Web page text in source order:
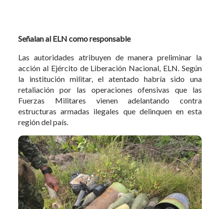
Señalan al ELN como responsable
Las autoridades atribuyen de manera preliminar la
acción al Ejército de Liberación Nacional, ELN. Según
la institución militar, el atentado habría sido una
retaliación por las operaciones ofensivas que las
Fuerzas Militares vienen adelantando contra
estructuras armadas ilegales que delinquen en esta
región del país.